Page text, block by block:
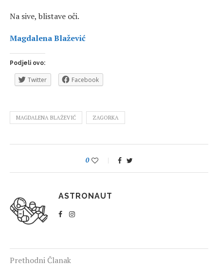
Na sive, blistave oči.
Magdalena Blažević
Podjeli ovo:
Twitter Facebook
MAGDALENA BLAŽEVIĆ ZAGORKA
0
ASTRONAUT
Prethodni Članak